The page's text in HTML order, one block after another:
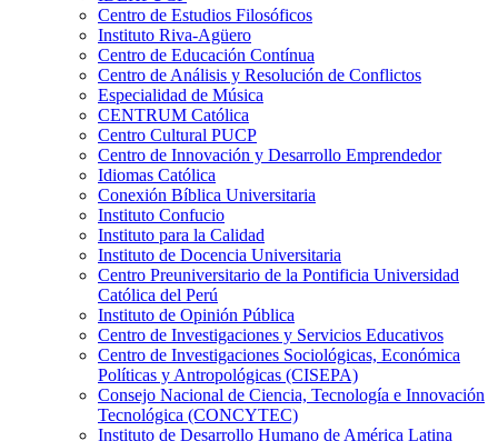
Centro de Estudios Filosóficos
Instituto Riva-Agüero
Centro de Educación Contínua
Centro de Análisis y Resolución de Conflictos
Especialidad de Música
CENTRUM Católica
Centro Cultural PUCP
Centro de Innovación y Desarrollo Emprendedor
Idiomas Católica
Conexión Bíblica Universitaria
Instituto Confucio
Instituto para la Calidad
Instituto de Docencia Universitaria
Centro Preuniversitario de la Pontificia Universidad
Católica del Perú
Instituto de Opinión Pública
Centro de Investigaciones y Servicios Educativos
Centro de Investigaciones Sociológicas, Económica
Políticas y Antropológicas (CISEPA)
Consejo Nacional de Ciencia, Tecnología e Innovación
Tecnológica (CONCYTEC)
Instituto de Desarrollo Humano de América Latina